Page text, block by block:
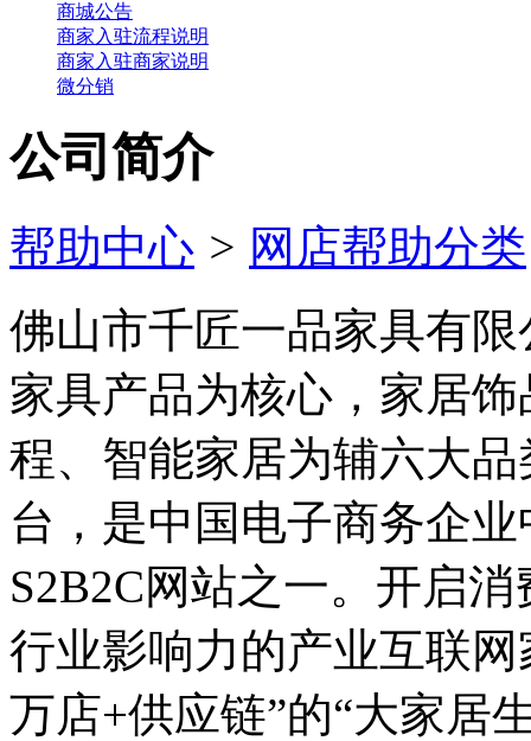
商城公告
商家入驻流程说明
商家入驻商家说明
微分销
公司简介
帮助中心 > 网店帮助分类
佛山市千匠一品家具有
家具产品为核心，家居
程、智能家居为辅六大
台，是中国电子商务企
S2B2C网站之一。开启
行业影响力的产业互联
万店+供应链”的“大家居